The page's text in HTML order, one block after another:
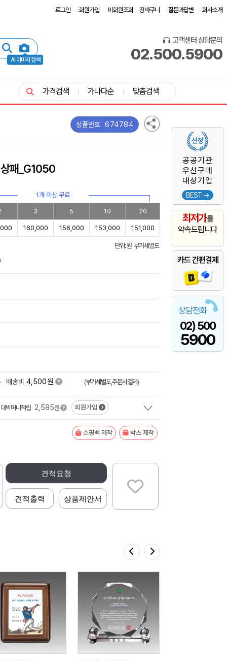
로그인 회원가입 비회원조회 장바구니 질문과답변 회사소개
AI 이미지 검색
고객센터 상담문의
02.500.5900
공공기관
우선구매
대상기업
BEST →
최저가를
약속드립니다
카드 간편결제
상담전화
02) 500
5900
가격검색 가나다순 맞춤검색
상품번호 674784
패_G1050
1개 이상 무료
3 5 10 20
160,000 156,000 153,000 151,000
단위: 원 부가세별도
배송비 4,500원 (부가세별도,주문시결제)
대박머니적립 2,595원 회원가입
쇼핑백 제작 박스 제작
견적요청
견적출력 상품제안서